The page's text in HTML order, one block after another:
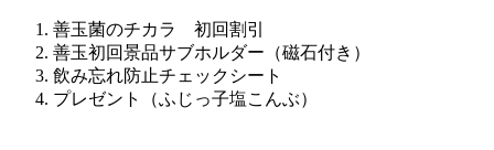
善玉菌のチカラ 初回割引
善玉初回景品サブホルダー（磁石付き）
飲み忘れ防止チェックシート
プレゼント（ふじっ子塩こんぶ）